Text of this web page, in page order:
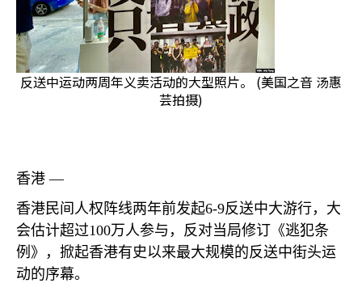
反送中运动两周年义卖活动的大型照片。 (美国之音 汤惠
芸拍摄)
香港 —
香港民间人权阵线两年前发起6-9反送中大游行，大
会估计超过100万人参与，反对当局修订《逃犯条
例》，掀起香港有史以来最大规模的反送中街头运
动的序幕。